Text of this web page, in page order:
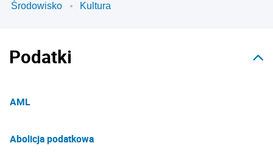
Środowisko
Kultura
Podatki
AML
Abolicja podatkowa